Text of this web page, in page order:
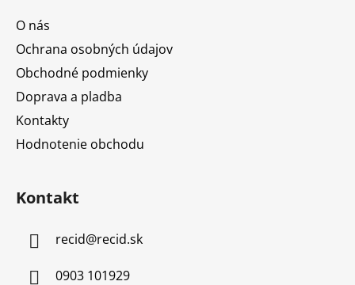
O nás
Ochrana osobných údajov
Obchodné podmienky
Doprava a pladba
Kontakty
Hodnotenie obchodu
Kontakt
recid@recid.sk
0903 101929